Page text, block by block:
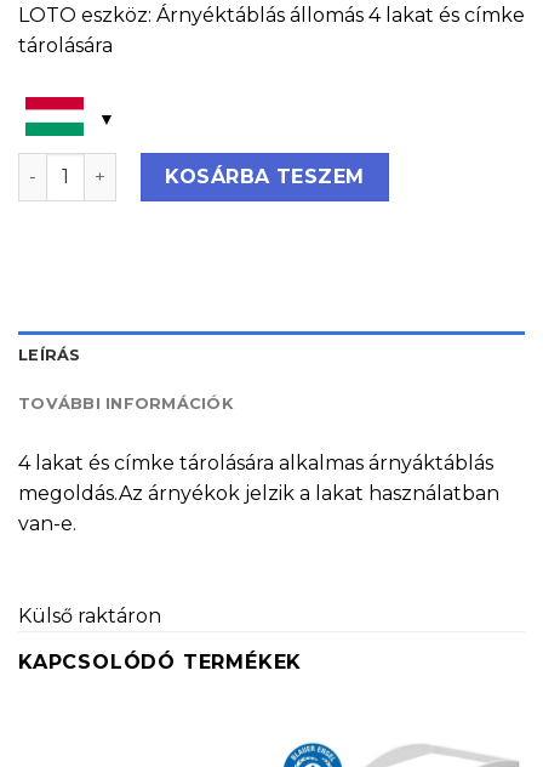
LOTO eszköz: Árnyéktáblás állomás 4 lakat és címke
tárolására
LOTO Árnyéktáblás kizáró állomás: 4 lakat és címke
KOSÁRBA TESZEM
LEÍRÁS
TOVÁBBI INFORMÁCIÓK
4 lakat és címke tárolására alkalmas árnyáktáblás
megoldás.Az árnyékok jelzik a lakat használatban
van-e.
Külső raktáron
KAPCSOLÓDÓ TERMÉKEK